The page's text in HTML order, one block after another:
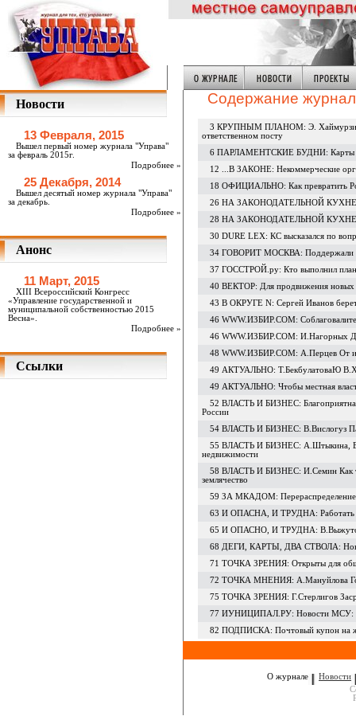
Новости
13 Февраля, 2015
Вышел первый номер журнала "Управа"
за февраль 2015г.
Подробнее »
25 Декабря, 2014
Вышел десятый номер журнала "Управа"
за декабрь.
Подробнее »
Анонс
11 Март, 2015
ХIII Всероссийский Конгресс
«Управление государственной и
муниципальной собственностью 2015
Весна».
Подробнее »
Ссылки
Содержание
3 КРУПНЫМ ПЛАНОМ: Э. Хаймурзина
ответственном посту
6 ПАРЛАМЕНТСКИЕ БУДНИ: Карты и
12 ...В ЗАКОНЕ: Некоммерческие
18 ОФИЦИАЛЬНО: Как превратить
26 НА ЗАКОНОДАТЕЛЬНОЙ КУХНЕ:
28 НА ЗАКОНОДАТЕЛЬНОЙ КУХНЕ:
30 DURE LEX: КС высказался по
34 ГОВОРИТ МОСКВА: Поддержали
37 ГОССТРОЙ.ру: Кто выполнил
40 ВЕКТОР: Для продвижения новых
43 В ОКРУГЕ N: Сергей Иванов
46 WWW.ИЗБИР.СОМ:
46 WWW.ИЗБИР.СОМ: И.Нагорных
48 WWW.ИЗБИР.СОМ: А.Перцев От
49 АКТУАЛЬНО: Т.БекбулатоваЮ
49 АКТУАЛЬНО: Чтобы местная
52 ВЛАСТЬ И БИЗНЕС: Благоприятная
России
54 ВЛАСТЬ И БИЗНЕС: В.Вислогуз
55 ВЛАСТЬ И БИЗНЕС: А.Штыкина,
недвижимости
58 ВЛАСТЬ И БИЗНЕС: И.Семин Как
землячество
59 ЗА МКАДОМ: Перераспределение
63 И ОПАСНА, И ТРУДНА: Работать
65 И ОПАСНО, И ТРУДНА:
68 ДЕГИ, КАРТЫ, ДВА СТВОЛА:
71 ТОЧКА ЗРЕНИЯ: Открыты для
72 ТОЧКА МНЕНИЯ: А.Мануйлова
75 ТОЧКА ЗРЕНИЯ: Г.Стерлигов
77 ИУНИЦИПАЛ.РУ: Новости МСУ:
82 ПОДПИСКА: Почтовый купон на
О журнале
Новости